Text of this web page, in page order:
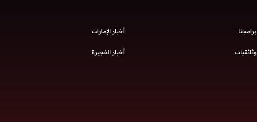
برامجنا
وثائقيات
أخبار الإمارات
أخبار الفجيرة